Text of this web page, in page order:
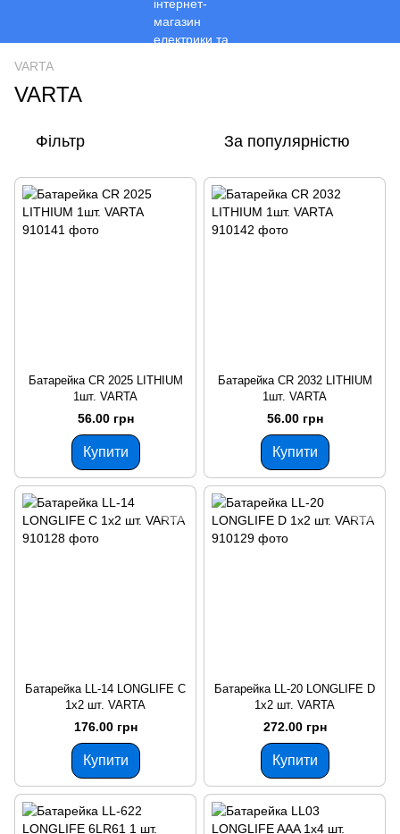
VARTA
VARTA
Фільтр За популярністю
Батарейка CR 2025 LITHIUM
1шт. VARTA
56.00 грн
Купити
Батарейка CR 2032 LITHIUM
1шт. VARTA
56.00 грн
Купити
Батарейка LL-14 LONGLIFE С
1x2 шт. VARTA
176.00 грн
Купити
Батарейка LL-20 LONGLIFE D
1x2 шт. VARTA
272.00 грн
Купити